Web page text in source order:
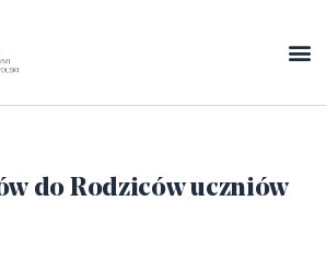
do Rodziców uczniów